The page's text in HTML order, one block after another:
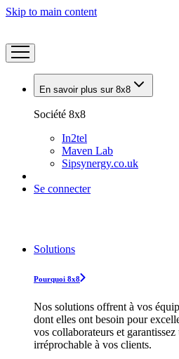
Skip to main content
En savoir plus sur 8x8
Société 8x8
In2tel
Maven Lab
Sipsynergy.co.uk
Se connecter
Solutions
Pourquoi 8x8
Nos solutions offrent à vos
dont elles ont besoin pour
vos collaborateurs et
irréprochable à vos clients.